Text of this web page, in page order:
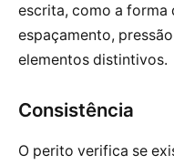
escrita, como a forma
espaçamento,
elementos distintivos.
Consistência
O perito verifica se